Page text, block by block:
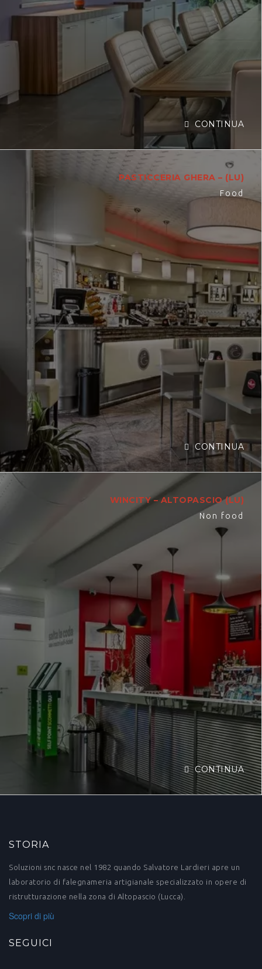
CONTINUA
PASTICCERIA GHERA – (LU)
Food
CONTINUA
WINCITY – ALTOPASCIO (LU)
Non food
CONTINUA
STORIA
Soluzioni snc nasce nel 1982 quando Salvatore Lardieri apre un
laboratorio di falegnameria artigianale specializzato in opere di
ristrutturazione nella zona di Altopascio (Lucca).
Scopri di più
SEGUICI